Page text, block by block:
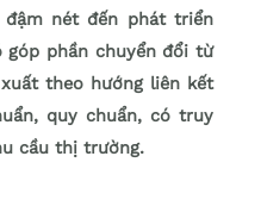
nét đến phát triển
góp phần chuyển đổi từ
theo hướng liên kết
quy chuẩn, có truy
cầu thị trường.